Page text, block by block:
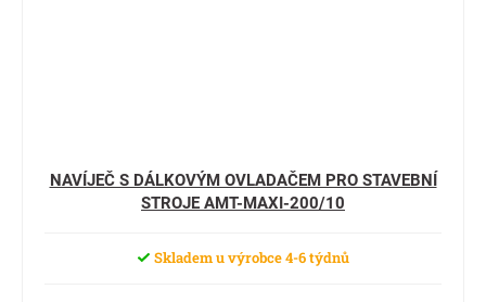
NAVÍJEČ S DÁLKOVÝM OVLADAČEM PRO STAVEBNÍ
STROJE AMT-MAXI-200/10
Skladem u výrobce 4-6 týdnů